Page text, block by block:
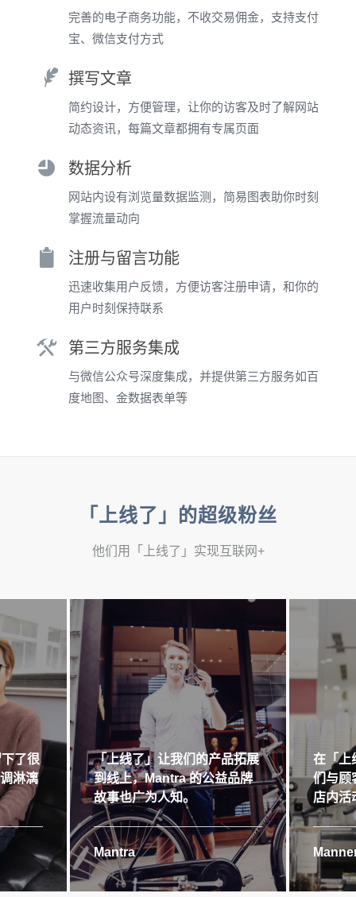
完善的电子商务功能，不收交易佣金，支持支付
宝、微信支付方式
撰写文章
简约设计，方便管理，让你的访客及时了解网站
动态资讯，每篇文章都拥有专属页面
数据分析
网站内设有浏览量数据监测，简易图表助你时刻
掌握流量动向
注册与留言功能
迅速收集用户反馈，方便访客注册申请，和你的
用户时刻保持联系
第三方服务集成
与微信公众号深度集成，并提供第三方服务如百
度地图、金数据表单等
「上线了」的超级粉丝
他们用「上线了」实现互联网+
了很
淋漓
「上线了」让我们的产品拓展
到线上，Mantra 的公益品牌
故事也广为人知。
Mantra
在「上
们与顾
店内活